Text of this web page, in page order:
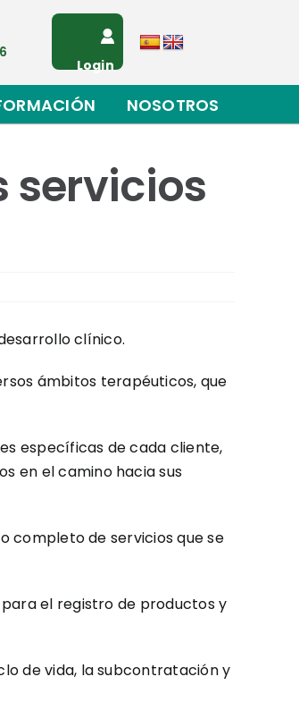
Login
NOSOTROS
servicios
clínico.
ámbitos terapéuticos, que
específicas de cada cliente,
en el camino hacia sus
completo de servicios que se
el registro de productos y
de vida, la subcontratación y